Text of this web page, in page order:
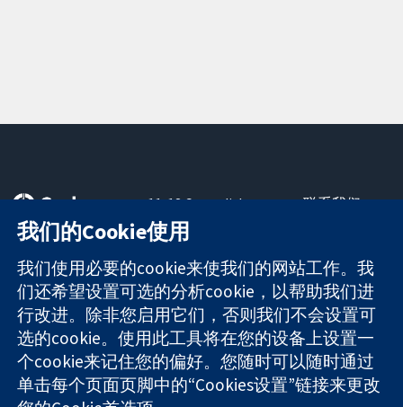
可信任的证据
知情决定
更完善的医疗健
康
11-13 Cavendish
Square
London
W1G 0AN
United Kingdom
联系我们
关于我们
工作机会
Cochrane
Library
The Cochrane Collaboration is a charity (no. 1045921) and a
我们的Cookie使用
我们使用必要的cookie来使我们的网站工作。我
们还希望设置可选的分析cookie，以帮助我们进
行改进。除非您启用它们，否则我们不会设置可
选的cookie。使用此工具将在您的设备上设置一
个cookie来记住您的偏好。您随时可以随时通过
单击每个页面页脚中的“Cookies设置”链接来更改